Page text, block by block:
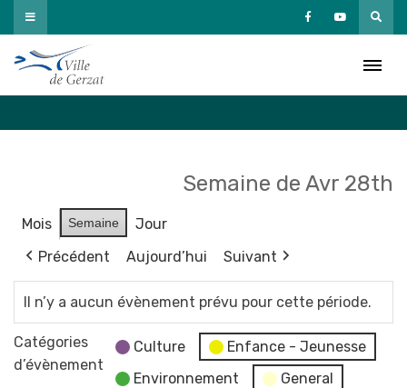
Passer
au
contenu
Semaine de Avr 28th
Mois Semaine
Jour
Précédent
Aujourd’hui Suivant
Il n’y a aucun évènement prévu pour cette période.
Catégories
d’évènement
Culture
Enfance - Jeunesse
Environnement
General